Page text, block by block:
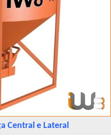
Central e Lateral